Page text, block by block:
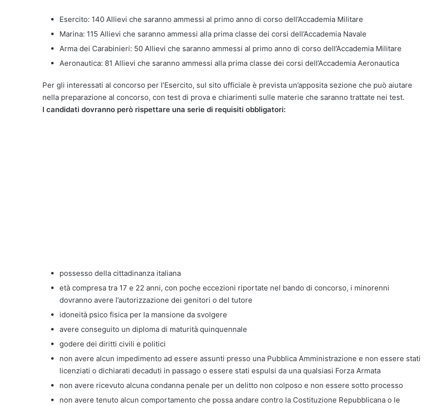
Esercito: 140 Allievi che saranno ammessi al primo anno di corso dell’Accademia Militare
Marina: 115 Allievi che saranno ammessi alla prima classe dei corsi dell’Accademia Navale
Arma dei Carabinieri: 50 Allievi che saranno ammessi al primo anno di corso dell’Accademia Militare
Aeronautica: 81 Allievi che saranno ammessi alla prima classe dei corsi dell’Accademia Aeronautica
Per gli interessati al concorso per l’Esercito, sul sito ufficiale è prevista un’apposita sezione che può aiutare
nella preparazione al concorso, con test di prova e chiarimenti sulle materie che saranno trattate nei test.
I candidati dovranno però rispettare una serie di requisiti obbligatori:
possesso della cittadinanza italiana
età compresa tra 17 e 22 anni, con poche eccezioni riportate nel bando di concorso, i minorenni
dovranno avere l’autorizzazione dei genitori o del tutore
idoneità psico fisica per la mansione da svolgere
avere conseguito un diploma di maturità quinquennale
godere dei diritti civili e politici
non avere alcun impedimento ad essere assunti presso una Pubblica Amministrazione e non essere stati
licenziati o dichiarati decaduti in passago o essere stati espulsi da una qualsiasi Forza Armata
non avere ricevuto alcuna condanna penale per un delitto non colposo e non essere sotto processo
non avere tenuto alcun comportamento che possa andare contro la Costituzione Repubblicana o le